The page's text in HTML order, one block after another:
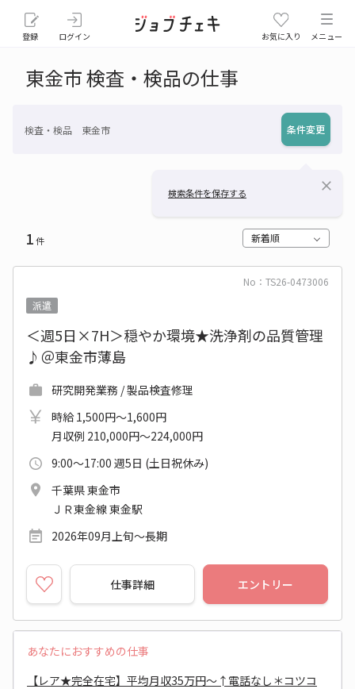
登録 ログイン お気に入り メニュー
東金市 検査・検品の仕事
検査・検品 東金市 条件変更
検索条件を保存する close
1件 新着順
No：TS26-0473006
派遣
＜週5日×7H＞穏やか環境★洗浄剤の品質管理
♪＠東金市薄島
研究開発業務 / 製品検査修理
時給 1,500円～1,600円
月収例 210,000円～224,000円
9:00～17:00 週5日 (土日祝休み)
千葉県 東金市
ＪＲ東金線 東金駅
2026年09月上旬～長期
仕事詳細 エントリー
あなたにおすすめの仕事
【レア★完全在宅】平均月収35万円～↑電話なし＊コツコ